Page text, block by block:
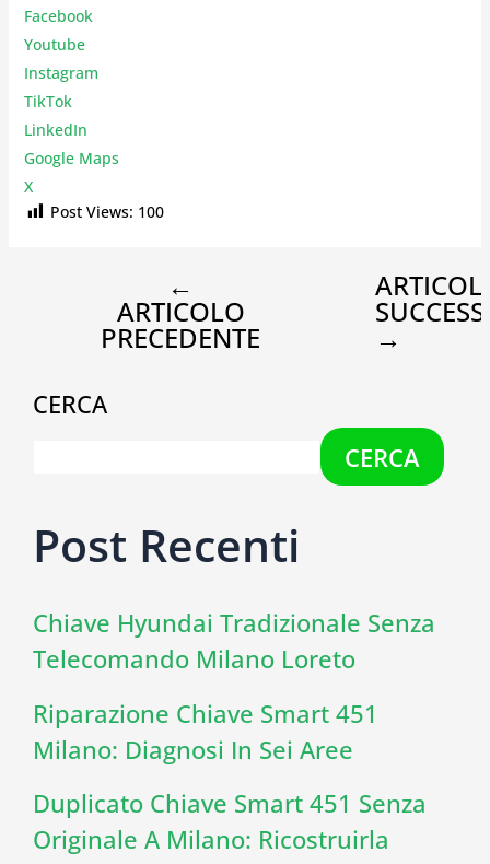
Facebook
Youtube
Instagram
TikTok
LinkedIn
Google Maps
X
Post Views: 100
←
ARTICOLO
PRECEDENTE →
CERCA
CERCA
Post Recenti
Chiave Hyundai Tradizionale Senza
Telecomando Milano Loreto
Riparazione Chiave Smart 451
Milano: Diagnosi In Sei Aree
Duplicato Chiave Smart 451 Senza
Originale A Milano: Ricostruirla